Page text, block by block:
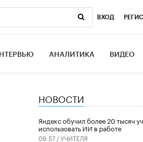
ВХОД
АНАЛИТИКА ВИДЕО
НОВОСТИ
​Яндекс обучил более 20 тысяч
использовать ИИ в работе
09:57 /УЧИТЕЛЯ